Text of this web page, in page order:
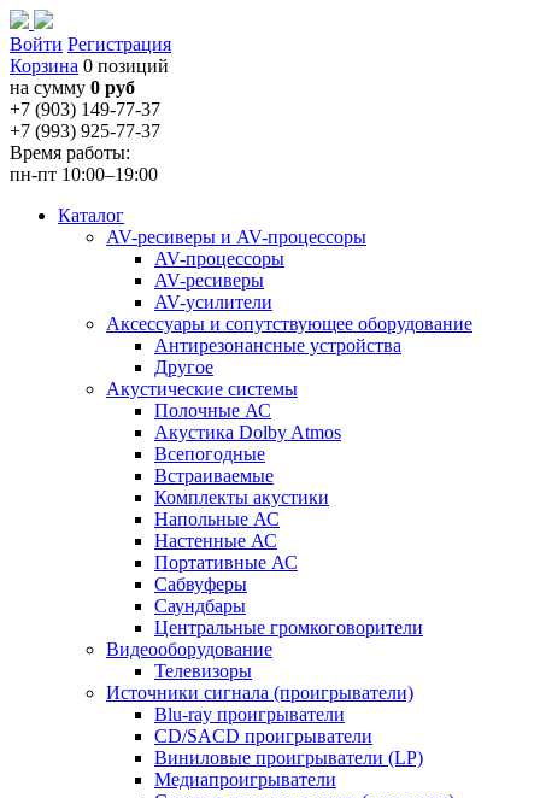
Войти Регистрация
Корзина 0 позиций
на сумму 0 руб
+7 (903) 149-77-37
+7 (993) 925-77-37
Время работы:
пн-пт 10:00–19:00
Каталог
AV-ресиверы и AV-процессоры
AV-процессоры
AV-ресиверы
AV-усилители
Аксессуары и сопутствующее оборудование
Антирезонансные устройства
Другое
Акустические системы
Полочные АС
Акустика Dolby Atmos
Всепогодные
Встраиваемые
Комплекты акустики
Напольные АС
Настенные АС
Портативные АС
Сабвуферы
Саундбары
Центральные громкоговорители
Видеооборудование
Телевизоры
Источники сигнала (проигрыватели)
Blu-ray проигрыватели
CD/SACD проигрыватели
Виниловые проигрыватели (LP)
Медиапроигрыватели